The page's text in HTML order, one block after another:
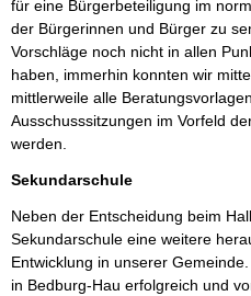
für eine Bürgerbeteiligung im
der Bürgerinnen und Bürger zu
Vorschläge noch nicht in allen
haben, immerhin konnten wir
mittlerweile alle
Ausschusssitzungen im Vorfeld
werden.
Sekundarschule
Neben der Entscheidung beim
Sekundarschule eine weitere
Entwicklung in unserer
in Bedburg-Hau erfolgreich und